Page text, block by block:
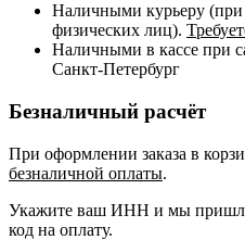
Наличными курьеру (при
физических лиц).
Наличными в кассе при
Санкт-Петербург
Безналичный расчёт
При оформлении заказа в
безналичной оплаты.
Укажите ваш ИНН и мы
код на оплату.